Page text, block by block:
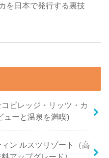
を日本で発行する裏技
ビレッジ・リッツ・カ
ューと温泉を満喫)
ン ルスツリゾート（高